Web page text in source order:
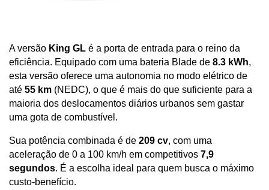
A versão King GL é a porta de entrada para o reino da
eficiência. Equipado com uma bateria Blade de 8.3 kWh,
esta versão oferece uma autonomia no modo elétrico de
até 55 km (NEDC), o que é mais do que suficiente para a
maioria dos deslocamentos diários urbanos sem gastar
uma gota de combustível.
Sua potência combinada é de 209 cv, com uma
aceleração de 0 a 100 km/h em competitivos 7,9
segundos. É a escolha ideal para quem busca o máximo
custo-benefício.